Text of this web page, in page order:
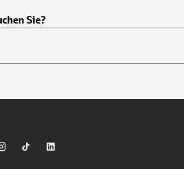
Sie?
auf Youtube
Sparkasse auf Instagram
Sparkasse auf TikTok
Sparkasse auf LinkedIn